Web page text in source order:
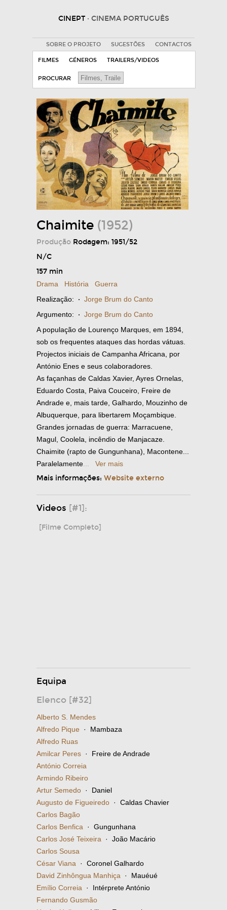
CINEPT · CINEMA PORTUGUÊS
SOBRE O PROJETO SUGESTÕES CONTACTOS
FILMES GÉNEROS TRAILERS/VIDEOS
PROCURAR
Chaimite (1952)
Produção Rodagem: 1951/52
N/C
157 min
Drama História
Guerra
Realização: · Jorge Brum do Canto
Argumento: · Jorge Brum do Canto
A população de Lourenço Marques, em 1894,
sob os frequentes ataques das hordas vátuas.
Projectos iniciais de Campanha Africana, por
António Enes e seus colaboradores.
As façanhas de Caldas Xavier, Ayres Ornelas,
Eduardo Costa, Paiva Couceiro, Freire de
Andrade e, mais tarde, Galhardo, Mouzinho de
Albuquerque, para libertarem Moçambique.
Grandes jornadas de guerra: Marracuene,
Magul, Coolela, incêndio de Manjacaze.
Chaimite (rapto de Gungunhana), Macontene...
Paralelamente
Ver mais
Mais informações: Website externo
Videos [#1]:
[Filme Completo]
Equipa
Elenco [#32]
Alberto S. Mendes
Alfredo Pique · Mambaza
Alfredo Ruas
Amilcar Peres · Freire de Andrade
António Correia
Armindo Ribeiro
Artur Semedo · Daniel
Augusto de Figueiredo · Caldas Chavier
Carlos Bagão
Carlos Benfica · Gungunhana
Carlos José Teixeira · João Macário
Carlos Sousa
César Viana · Coronel Galhardo
David Zinhôngua Manhiça · Mauéué
Emílio Correia · Intérprete António
Fernando Gusmão